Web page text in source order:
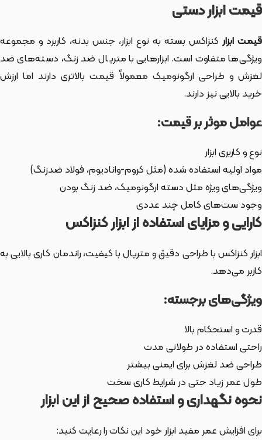
قیمت ابزار دستی
قیمت ابزار کنزاکس بسته به نوع ابزار، جنس بدنه، کاربرد و مجموعه
ویژگی‌ها متفاوت است. ابزارهایی با متریال ضد زنگ، دسته‌های ضد
لغزش و طراحی ارگونومیک معمولاً قیمت بالاتری دارند اما ارزش
خرید بالایی نیز دارند.
عوامل موثر بر قیمت:
نوع و کاربری ابزار
مواد اولیه استفاده شده (مثل کروم-وانادیوم، فولاد ضدزنگ)
ویژگی‌های ویژه مثل دسته ارگونومیک، ضد زنگ بودن
وجود ست‌های کامل چند عددی
کارایی و مزایای استفاده از ابزار کنزاکس
ابزار کنزاکس با طراحی دقیق و متریال با کیفیت، راندمان کاری بالایی به
کاربر می‌دهد.
ویژگی‌های برجسته:
قدرت و استحکام بالا
راحتی استفاده در طولانی مدت
طراحی ضد لغزش برای ایمنی بیشتر
طول عمر زیاد حتی در شرایط کاری سخت
نحوه نگهداری و استفاده صحیح از این ابزار
برای افزایش عمر مفید ابزار خود این نکات را رعایت کنید: